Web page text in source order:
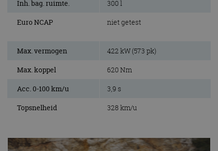
Inh. bag. ruimte. 300 l
Euro NCAP niet getest
Max. vermogen 422 kW (573 pk)
Max. koppel 620 Nm
Acc. 0-100 km/u 3,9 s
Topsnelheid 328 km/u